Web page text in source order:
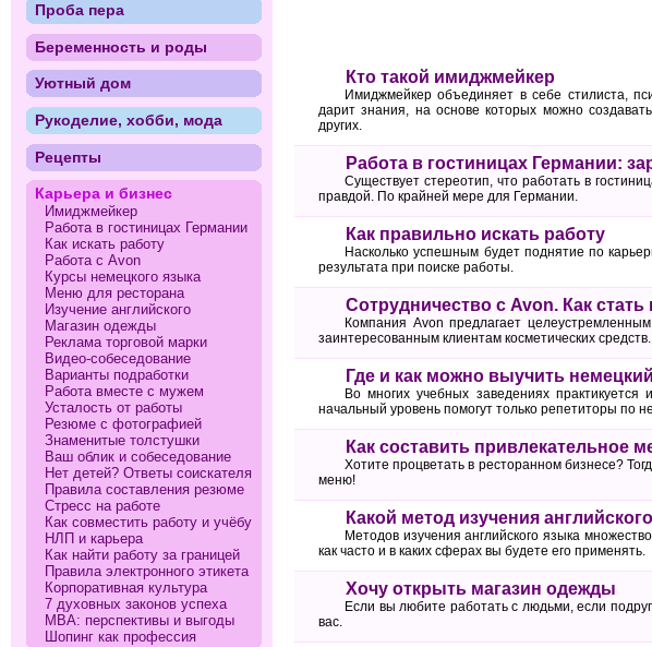
Кто такой имиджмейкер
Имиджмейкер объединяет в себе стилиста,
дарит знания, на основе которых можно
других.
Работа в гостиницах Германии:
Существует стереотип, что работать в
правдой. По крайней мере для Германии.
Как правильно искать работу
Насколько успешным будет поднятие по
результата при поиске работы.
Сотрудничество с Avon. Как
Компания Avon предлагает
заинтересованным клиентам косметических средств.
Где и как можно выучить
Во многих учебных заведениях
начальный уровень помогут только репетиторы по
Как составить привлекательное
Хотите процветать в ресторанном бизнесе?
меню!
Какой метод изучения
Методов изучения английского языка
как часто и в каких сферах вы будете его применять.
Хочу открыть магазин одежды
Если вы любите работать с людьми, если
вас.
Проба пера
Беременность и роды
Уютный дом
Рукоделие, хобби, мода
Рецепты
Карьера и бизнес
Имиджмейкер
Работа в гостиницах Германии
Как искать работу
Работа с Avon
Курсы немецкого языка
Меню для ресторана
Изучение английского
Магазин одежды
Реклама торговой марки
Видео-собеседование
Варианты подработки
Работа вместе с мужем
Усталость от работы
Резюме с фотографией
Знаменитые толстушки
Ваш облик и собеседование
Нет детей? Ответы соискателя
Правила составления резюме
Стресс на работе
Как совместить работу и учёбу
НЛП и карьера
Как найти работу за границей
Правила электронного этикета
Корпоративная культура
7 духовных законов успеха
МВА: перспективы и выгоды
Шопинг как профессия